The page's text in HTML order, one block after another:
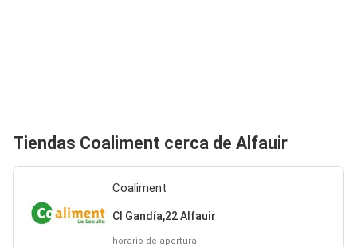
Tiendas Coaliment cerca de Alfauir
Coaliment
Cl Gandía,22 Alfauir
horario de apertura